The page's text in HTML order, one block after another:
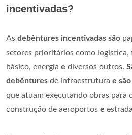
incentivadas?
As debêntures incentivadas são
setores prioritários como logística,
básico, energia e diversos outros.
debêntures de infraestrutura e são
que atuam executando obras para
construção de aeroportos e